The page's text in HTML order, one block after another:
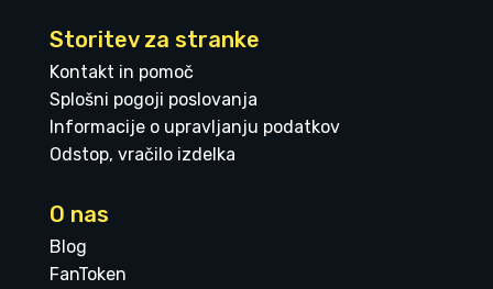
Storitev za stranke
Kontakt in pomoč
Splošni pogoji poslovanja
Informacije o upravljanju podatkov
Odstop, vračilo izdelka
O nas
Blog
FanToken